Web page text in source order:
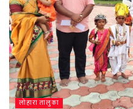
लोहारा तालुका